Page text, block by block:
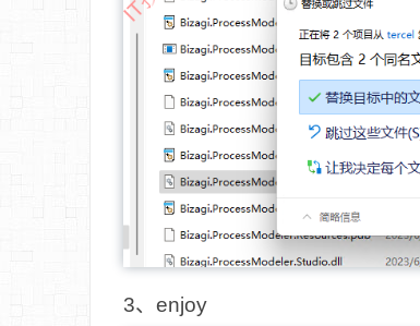
3、enjoy